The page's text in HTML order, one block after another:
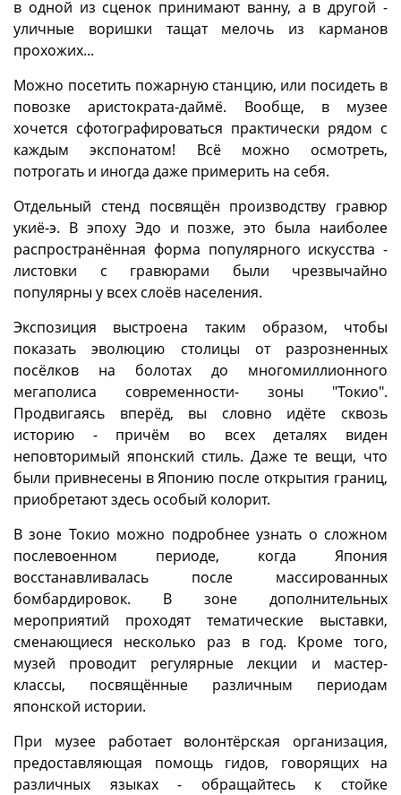
в одной из сценок принимают ванну, а в другой -
уличные воришки тащат мелочь из карманов
прохожих...
Можно посетить пожарную станцию, или посидеть в
повозке аристократа-даймё. Вообще, в музее
хочется сфотографироваться практически рядом с
каждым экспонатом! Всё можно осмотреть,
потрогать и иногда даже примерить на себя.
Отдельный стенд посвящён производству гравюр
укиё-э. В эпоху Эдо и позже, это была наиболее
распространённая форма популярного искусства -
листовки с гравюрами были чрезвычайно
популярны у всех слоёв населения.
Экспозиция выстроена таким образом, чтобы
показать эволюцию столицы от разрозненных
посёлков на болотах до многомиллионного
мегаполиса современности- зоны "Токио".
Продвигаясь вперёд, вы словно идёте сквозь
историю - причём во всех деталях виден
неповторимый японский стиль. Даже те вещи, что
были привнесены в Японию после открытия границ,
приобретают здесь особый колорит.
В зоне Токио можно подробнее узнать о сложном
послевоенном периоде, когда Япония
восстанавливалась после массированных
бомбардировок. В зоне дополнительных
мероприятий проходят тематические выставки,
сменающиеся несколько раз в год. Кроме того,
музей проводит регулярные лекции и мастер-
классы, посвящённые различным периодам
японской истории.
При музее работает волонтёрская организация,
предоставляющая помощь гидов, говорящих на
различных языках - обращайтесь к стойке